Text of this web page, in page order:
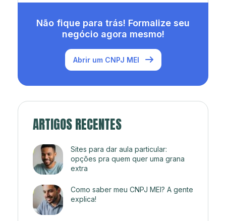
Não fique para trás! Formalize seu
negócio agora mesmo!
Abrir um CNPJ MEI
ARTIGOS RECENTES
Sites para dar aula particular:
opções pra quem quer uma grana
extra
Como saber meu CNPJ MEI? A gente
explica!